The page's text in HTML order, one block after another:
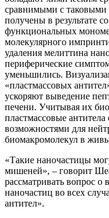
сравнимыми с таковыми
получены в результате
функциональных
молекулярного
удаления мелиттина
периферические
уменьшились.
«пластмассовых
ускоряют выведение
печени. Учитывая их
пластмассовые
возможностями для
биомакромолекул в
«Такие наночастицы
мишеней», – говорит
рассматривать вопрос о
наночастиц во всех
антител».